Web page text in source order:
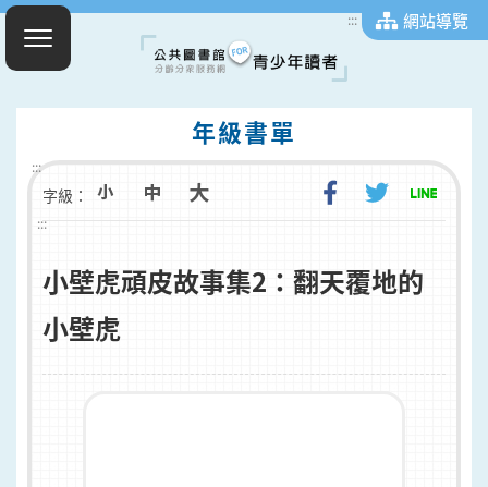
::: 網站導覽
年級書單
:::
字級：
:::
小壁虎頑皮故事集2：翻天覆地的
小壁虎